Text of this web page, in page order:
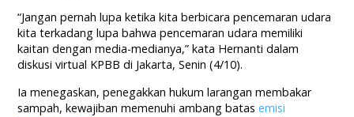
“Jangan pernah lupa ketika kita berbicara pencemaran udara
kita terkadang lupa bahwa pencemaran udara memiliki
kaitan dengan media-medianya,” kata Hernanti dalam
diskusi virtual KPBB di Jakarta, Senin (4/10).
Ia menegaskan, penegakkan hukum larangan membakar
sampah, kewajiban memenuhi ambang batasemisi